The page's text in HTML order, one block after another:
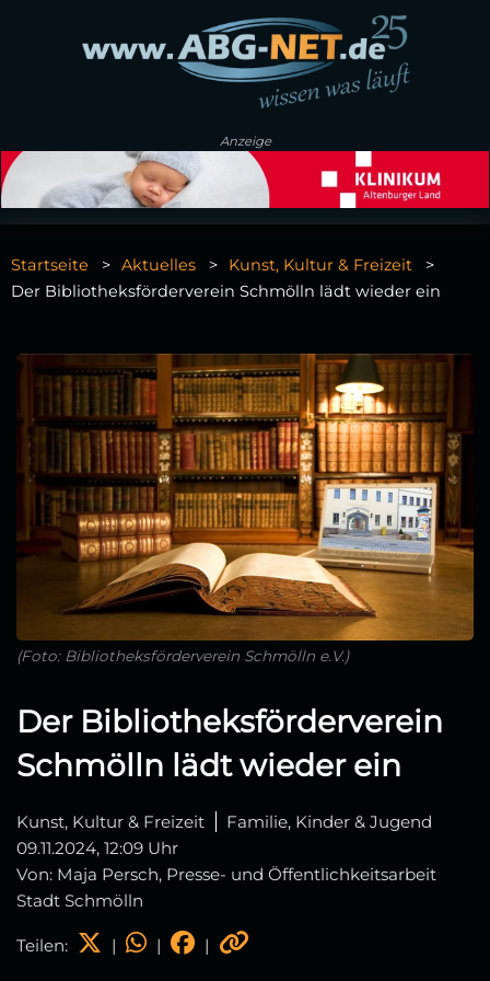
Anzeige
Startseite Aktuelles
Kunst, Kultur & Freizeit
Der Bibliotheksförderverein Schmölln lädt wieder ein
(Foto: Bibliotheksförderverein Schmölln e.V.)
Der Bibliotheksförderverein
Schmölln lädt wieder ein
Kunst, Kultur & Freizeit
Familie, Kinder & Jugend
09.11.2024, 12:09 Uhr
Von: Maja Persch, Presse- und Öffentlichkeitsarbeit
Stadt Schmölln
Teilen: | | |